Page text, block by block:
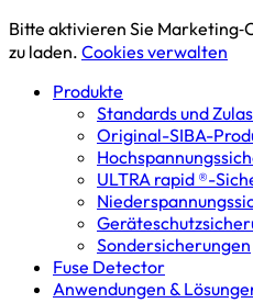
Bitte aktivieren Sie
zu laden. Cookies verwalten
Produkte
Standards und
Original-SIBA-
ULTRA rapid ®-
Sondersicherungen
Fuse Detector
Anwendungen &